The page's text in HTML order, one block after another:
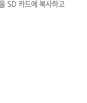
SD 카드에 복사하고